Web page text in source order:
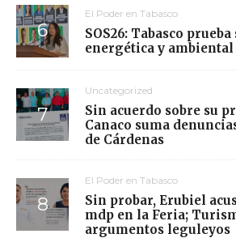
El Poder en Tabasco
SOS26: Tabasco
energética y ambiental
Uncategorized
Sin acuerdo sobre su
Canaco suma
de Cárdenas
El Poder en Tabasco
Sin probar, Erubiel
mdp en la Feria;
argumentos leguleyos